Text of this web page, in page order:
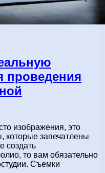
проведения
изображения, это
которые запечатлены
создать
то вам обязательно
Съемки